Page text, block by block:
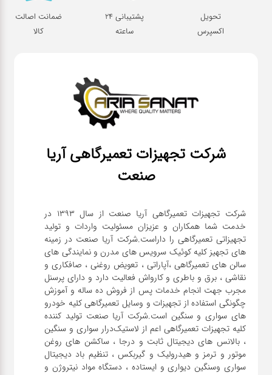
تحویل
اکسپرس
پشتیبانی 24
ساعته
ضمانت اصالت
کالا
شرکت تجهیزات تعمیرگاهی آریا
صنعت
شرکت تجهیزات تعمیرگاهی آریا صنعت از سال ۱۳۹۳ در
خدمت شما همکاران و عزیزان مسئولیت واردات و تولید
تجهیزاتی تعمیرگاهی را داراست.شرکت آریا صنعت در زمینه
های تجهیز کلیه کوئیک سرویس های مدرن و نمایندگی های
سالن های تعمیرگاهی ،آپاراتی ، تعویض روغنی ، صافکاری و
نقاشی ، برق و باطری و کارواش فعالیت دارد و دارای پرسنل
مجرب جهت انجام خدمات پس از فروش ده ساله و آموزش
چگونگی استفاده از تجهیزات و وسایل تعمیرگاهی کلیه خودرو
های سواری و سنگین است.شرکت آریا صنعت تولید کننده
کلیه تجهیزات تعمیرگاهی اعم از لاستیک‌درار سواری و ‌سنگین
، بالانس های دیجیتال ثابت و درجا ، ساکشن های روغن
موتور و ترمز و هیدرولیک و گیربکس ، تنظیم باد دیجیتال
سواری و‌سنگین دیواری و ایستاده ، دستگاه مواد نیتروژن و